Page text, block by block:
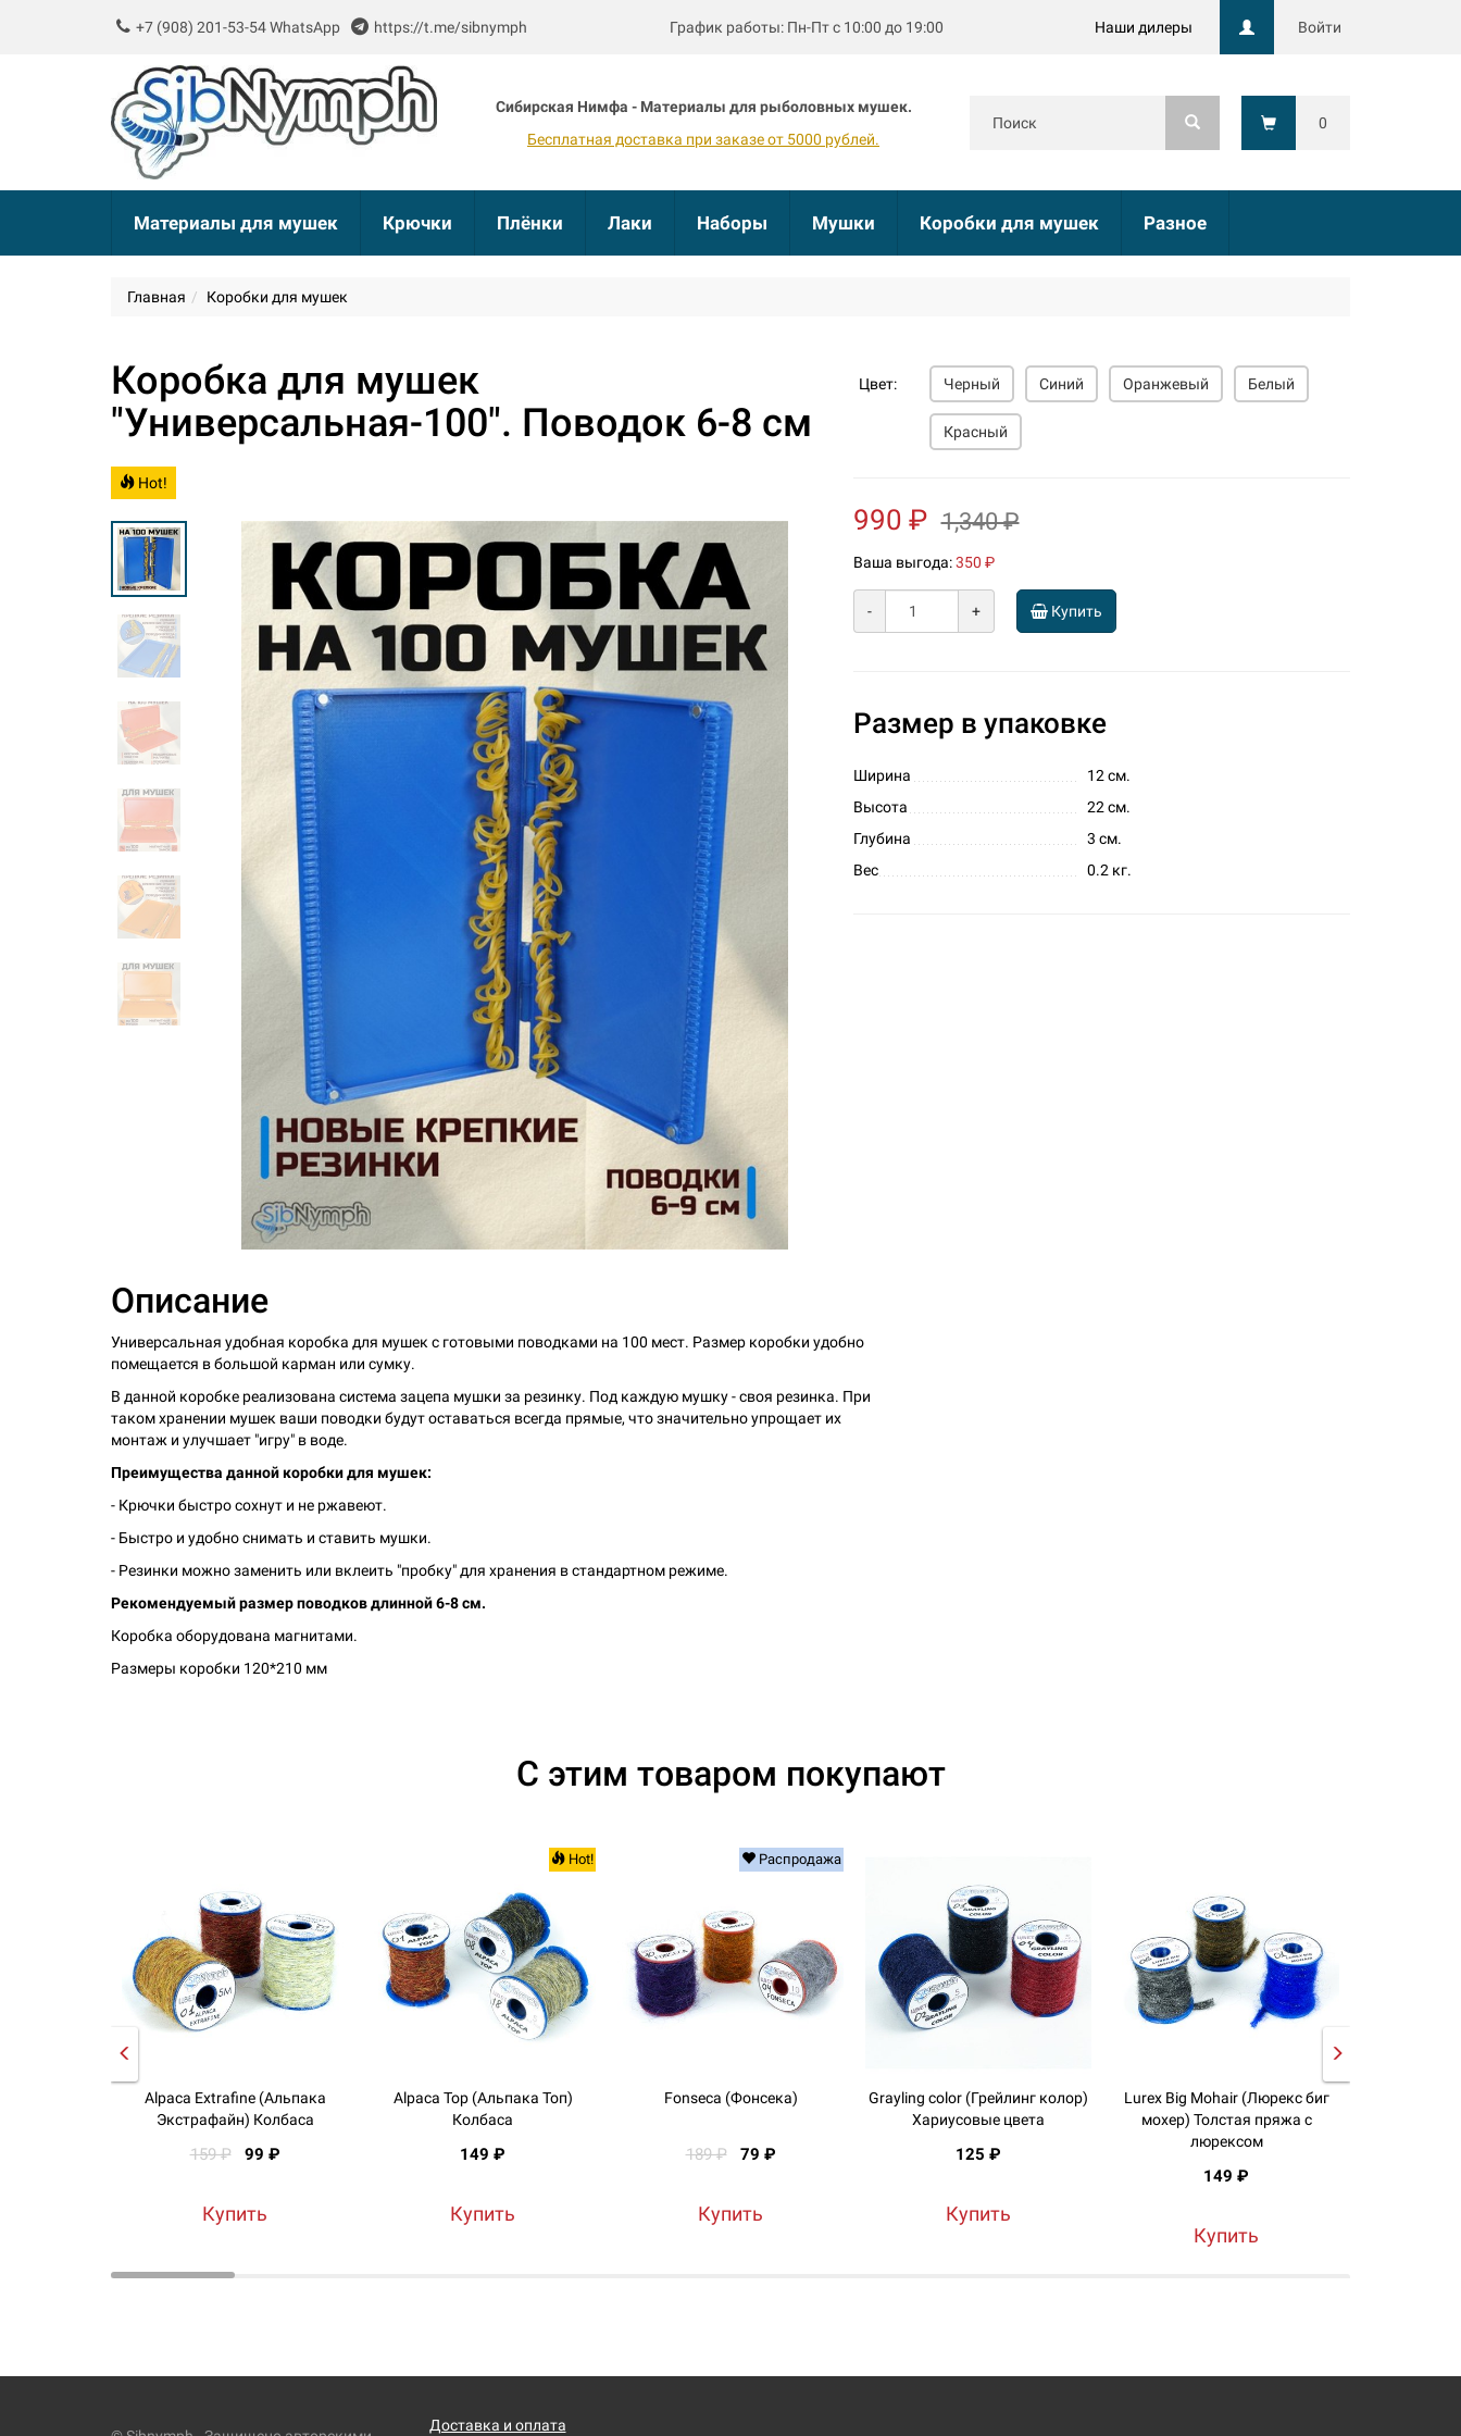
+7 (908) 201-53-54 WhatsApp https://t.me/sibnymph График работы: Пн-Пт с 10:00 до 19:00 Наши дилеры Войти
Сибирская Нимфа - Материалы для рыболовных мушек.
Бесплатная доставка при заказе от 5000 рублей.
0
Материалы для мушек Крючки Плёнки Лаки Наборы Мушки Коробки для мушек Разное
Главная Коробки для мушек
Коробка для мушек
"Универсальная-100". Поводок 6-8 см
Hot!
Цвет: Черный Синий Оранжевый Белый
Красный
990 ₽ 1,340 ₽
Ваша выгода: 350 ₽
- + Купить
Размер в упаковке
Ширина
12 см.
Высота
22 см.
Глубина
3 см.
Вес
0.2 кг.
Описание
Универсальная удобная коробка для мушек с готовыми поводками на 100 мест. Размер коробки удобно
помещается в большой карман или сумку.
В данной коробке реализована система зацепа мушки за резинку. Под каждую мушку - своя резинка. При
таком хранении мушек ваши поводки будут оставаться всегда прямые, что значительно упрощает их
монтаж и улучшает "игру" в воде.
Преимущества данной коробки для мушек:
- Крючки быстро сохнут и не ржавеют.
- Быстро и удобно снимать и ставить мушки.
- Резинки можно заменить или вклеить "пробку" для хранения в стандартном режиме.
Рекомендуемый размер поводков длинной 6-8 см.
Коробка оборудована магнитами.
Размеры коробки 120*210 мм
С этим товаром покупают
Alpaca Extrafine (Альпака
Экстрафайн) Колбаса
159 ₽ 99 ₽
Купить
Hot!
Alpaca Top (Альпака Топ)
Колбаса
149 ₽
Купить
Распродажа
Fonseca (Фонсека)
189 ₽ 79 ₽
Купить
Grayling color (Грейлинг колор)
Хариусовые цвета
125 ₽
Купить
Lurex Big Mohair (Люрекс биг
мохер) Толстая пряжа с
люрексом
149 ₽
Купить
Доставка и оплата